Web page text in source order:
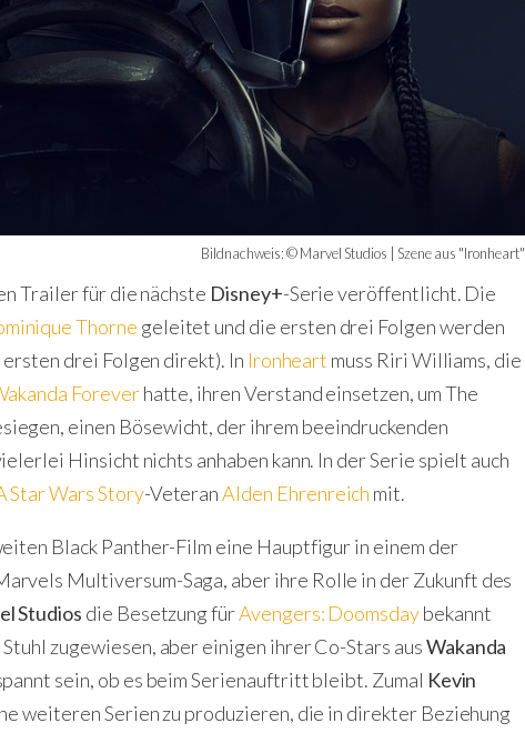
Bildnachweis: © Marvel Studios | Szene aus "Ironheart"
Trailer für die nächste Disney+-Serie veröffentlicht. Die
Thorne geleitet und die ersten drei Folgen werden
drei Folgen direkt). In Ironheart muss Riri Williams, die
Foreverhatte, ihren Verstand einsetzen, um The
einen Bösewicht, der ihrem beeindruckenden
Hinsicht nichts anhaben kann. In der Serie spielt auch
Star Wars Story-VeteranAlden Ehrenreich mit.
Black Panther-Film eine Hauptfigur in einem der
Multiversum-Saga, aber ihre Rolle in der Zukunft des
Studios die Besetzung fürAvengers: Doomsdaybekannt
zugewiesen, aber einigen ihrer Co-Stars ausWakanda
sein, ob es beim Serienauftritt bleibt. Zumal Kevin
weiteren Serien zu produzieren, die in direkter Beziehung